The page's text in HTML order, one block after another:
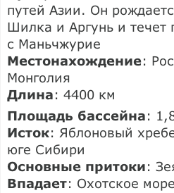
путей Азии. Он
Шилка и Аргунь и течет
с Маньчжурие
Местонахождение:
Монголия
Длина: 4400 км
Площадь бассейна:
Исток: Яблоновый
юге Сибири
Основные притоки:
Впадает: Охотское море